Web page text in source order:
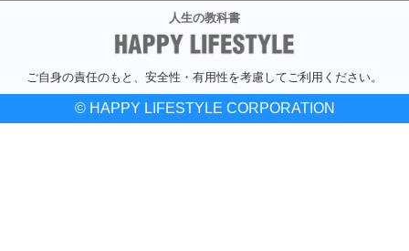
人生の教科書
ご自身の責任のもと、安全性・有用性を考慮してご利用ください。
© HAPPY LIFESTYLE CORPORATION